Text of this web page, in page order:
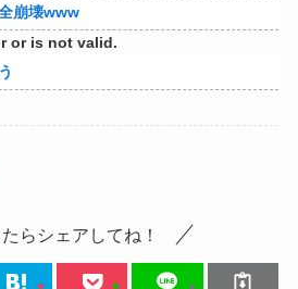
崩壊www
or is not valid.
らシェアしてね！